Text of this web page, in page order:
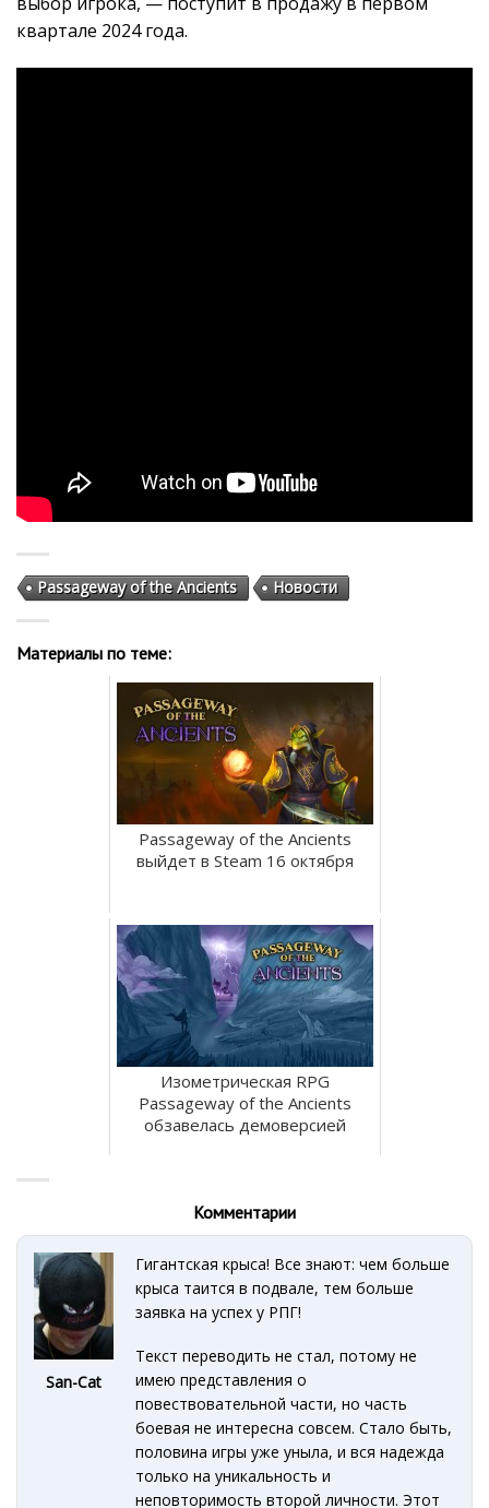
квартале 2024 года.
Passageway of the Ancients Новости
Материалы по теме:
Passageway of the Ancients
выйдет в Steam 16 октября
Изометрическая RPG
Passageway of the Ancients
обзавелась демоверсией
Комментарии
San-Cat
Гигантская крыса! Все знают: чем больше
крыса таится в подвале, тем больше
заявка на успех у РПГ!
Текст переводить не стал, потому не
имею представления о
повествовательной части, но часть
боевая не интересна совсем. Стало быть,
половина игры уже уныла, и вся надежда
только на уникальность и
неповторимость второй личности. Этот